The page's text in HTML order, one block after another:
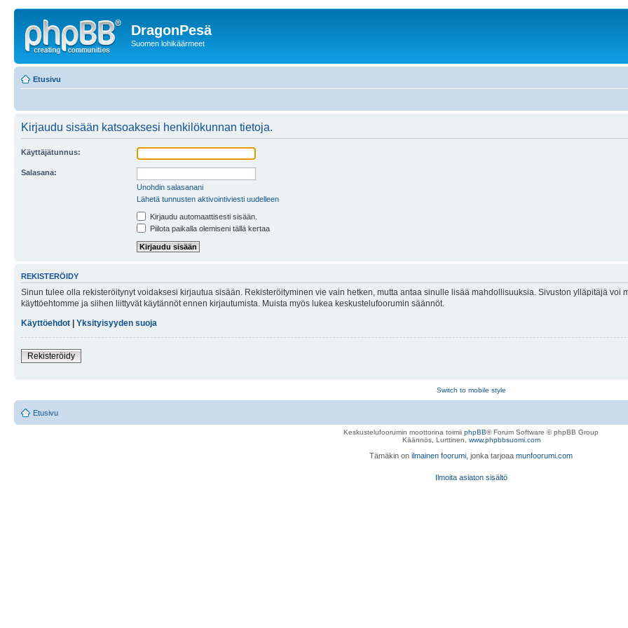
DragonPesä
Suomen lohikäärmeet
Etusivu
Kirjaudu sisään katsoaksesi henkilökunnan tietoja.
Käyttäjätunnus:
Salasana:
Unohdin salasanani
Lähetä tunnusten aktivointiviesti uudelleen
Kirjaudu automaattisesti sisään.
Piilota paikalla olemiseni tällä kertaa
REKISTERÖIDY
Sinun tulee olla rekisteröitynyt voidaksesi kirjautua sisään. Rekisteröityminen vie vain hetken, mutta antaa sinulle lisää mahdollisuuksia. Sivuston ylläpitäjä
käyttöehtomme ja siihen liittyvät käytännöt ennen kirjautumista. Muista myös lukea keskustelufoorumin säännöt.
Käyttöehdot
Yksityisyyden suoja
Rekisteröidy
Switch to mobile style
Etusivu
Keskustelufoorumin moottorina toimii phpBB® Forum Software © phpBB Group
Käännös, Lurttinen, www.phpbbsuomi.com
Tämäkin on ilmainen foorumi , jonka tarjoaa munfoorumi.com
Ilmoita asiaton sisältö